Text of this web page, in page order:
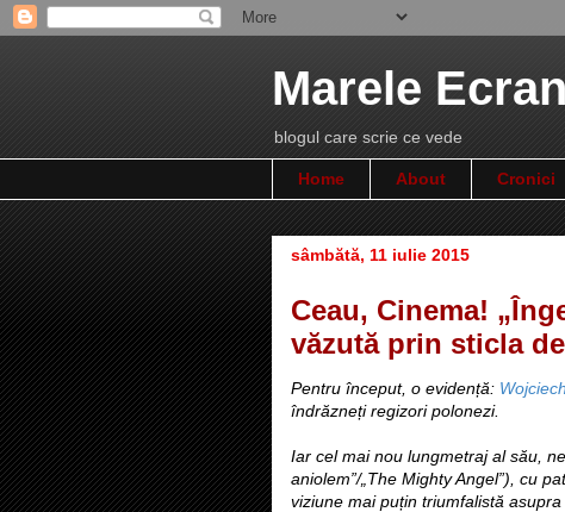
Marele Ecran
blogul care scrie ce vede
Home About Cronici
sâmbătă, 11 iulie 2015
Ceau, Cinema!
văzută prin sticla
Pentru început, o evidență:
îndrăzneți regizori polonezi.
Iar cel mai nou lungmetraj al său,
aniolem”/„The Mighty Angel”), cu
viziune mai puțin triumfalistă